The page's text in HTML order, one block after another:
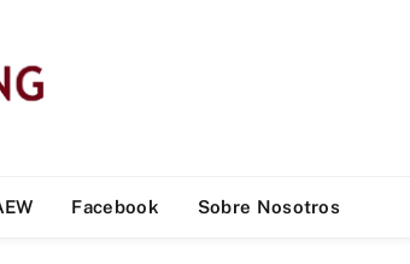
Facebook Sobre Nosotros